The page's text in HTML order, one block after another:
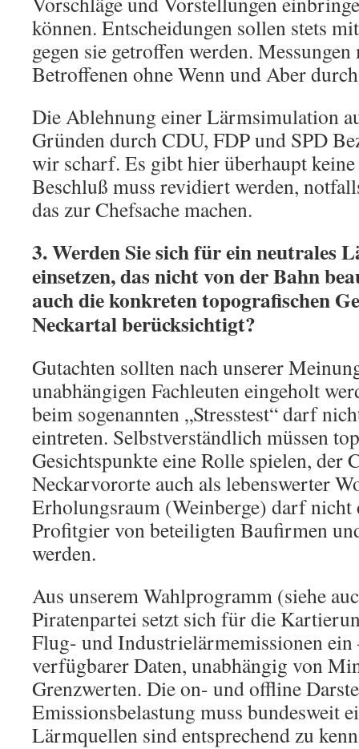
können. Entscheidungen sollen stets
gegen sie getroffen werden.
Betroffenen ohne Wenn und Aber
Die Ablehnung einer Lärmsimulation
Gründen durch CDU, FDP und SPD
wir scharf. Es gibt hier überhaupt
Beschluß muss revidiert werden,
das zur Chefsache machen.
3. Werden Sie sich für ein neutrales
einsetzen, das nicht von der Bahn
auch die konkreten topografischen
Neckartal berücksichtigt?
Gutachten sollten nach unserer
unabhängigen Fachleuten eingeholt
beim sogenannten „Stresstest“ darf
eintreten. Selbstverständlich müssen
Gesichtspunkte eine Rolle spielen, der
Neckarvororte auch als lebenswerter
Erholungsraum (Weinberge) darf nicht
Profitgier von beteiligten Baufirmen
werden.
Aus unserem Wahlprogramm (siehe
Piratenpartei setzt sich für die
Flug- und Industrielärmemissionen
verfügbarer Daten, unabhängig von
Grenzwerten. Die on- und offline
Emissionsbelastung muss bundesweit
Lärmquellen sind entsprechend zu